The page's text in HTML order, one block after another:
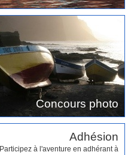
Concours photo
Adhésion
Participez à l'aventure en adhérant à